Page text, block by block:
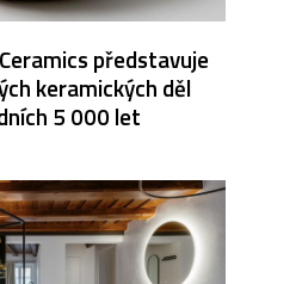
představuje
keramických děl
5 000 let